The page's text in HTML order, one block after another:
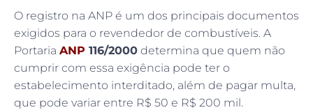
O registro na ANP é um dos principais documentos
exigidos para o revendedor de combustíveis. A
Portaria ANP 116/2000 determina que quem não
cumprir com essa exigência pode ter o
estabelecimento interditado, além de pagar multa,
que pode variar entre R$ 50 e R$ 200 mil.